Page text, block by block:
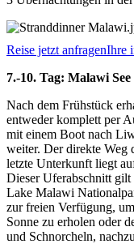
Reise jetzt anfragenIhre
7.-10. Tag: Malawi See
Nach dem Frühstück
entweder komplett per
mit einem Boot nach
weiter. Der direkte Weg
letzte Unterkunft liegt
Dieser Uferabschnitt gilt
Lake Malawi
zur freien Verfügung,
Sonne zu erholen oder
und Schnorcheln,